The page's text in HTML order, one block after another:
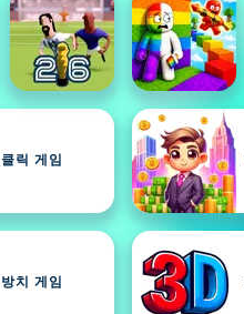
클릭 게임
방치 게임